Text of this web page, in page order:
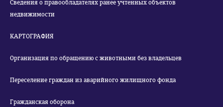
Сведения о правообладателях ранее учтенных объектов
недвижимости
КАРТОГРАФИЯ
Организация по обращению с животными без владельцев
Переселение граждан из аварийного жилищного фонда
Гражданская оборона